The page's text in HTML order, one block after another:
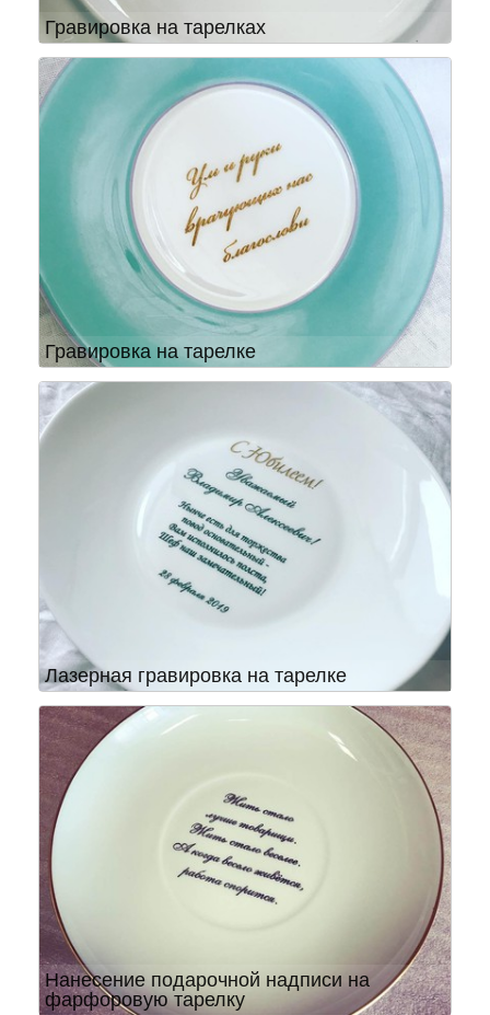
Гравировка на тарелках
Гравировка на тарелке
Лазерная гравировка на тарелке
Нанесение подарочной надписи на
фарфоровую тарелку